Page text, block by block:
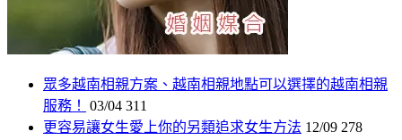
眾多越南相親方案、越南相親地點可以選擇的越南相親
服務！
03/04 311
更容易讓女生愛上你的另類追求女生方法 12/09 278